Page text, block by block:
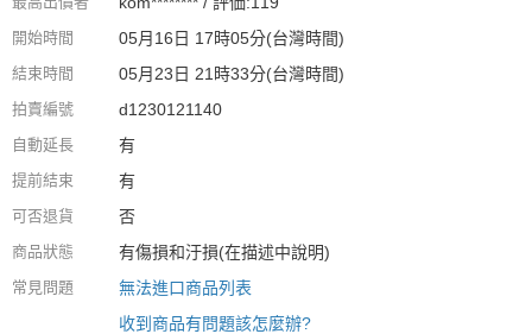
開始時間 05月16日 17時05分(台灣時間)
結束時間 05月23日 21時33分(台灣時間)
拍賣編號 d1230121140
自動延長 有
提前結束 有
可否退貨 否
商品狀態 有傷損和汙損(在描述中說明)
常見問題
無法進口商品列表
收到商品有問題該怎麼辦?